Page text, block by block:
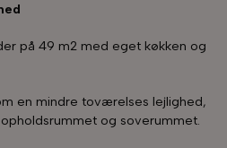
på 49 m2 med eget køkken og
en mindre toværelses lejlighed,
og soverummet.